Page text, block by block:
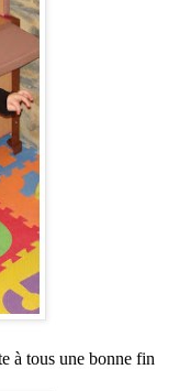
à tous une bonne fin